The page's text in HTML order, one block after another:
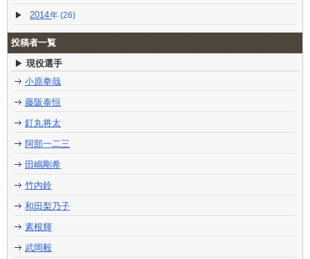
2014 (26)
投稿者一覧
現役選手
小原拳哉
藤阪泰恒
釘丸将太
阿部一二三
田嶋剛希
竹内鈴
和田梨乃子
素根輝
武岡毅